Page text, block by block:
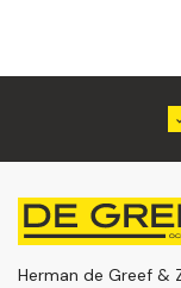
Herman de Greef &